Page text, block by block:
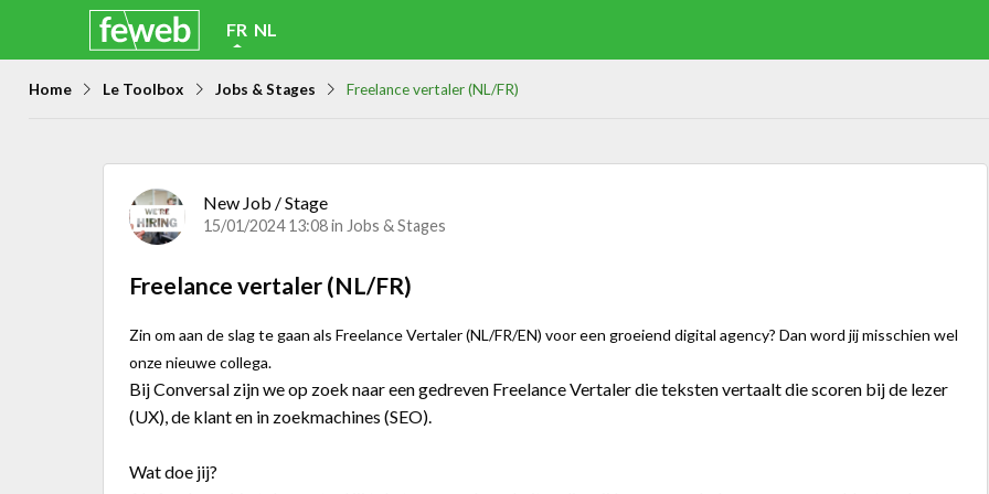
Jump
navigation
FR NL
Home Le Toolbox Jobs & Stages Freelance vertaler (NL/FR)
New Job / Stage
15/01/2024 13:08 in Jobs & Stages
Freelance vertaler (NL/FR)
Zin om aan de slag te gaan als Freelance Vertaler (NL/FR/EN) voor een groeiend digital agency? Dan word jij misschien wel
onze nieuwe collega.
Bij Conversal zijn we op zoek naar een gedreven Freelance Vertaler die teksten vertaalt die scoren bij de lezer
(UX), de klant en in zoekmachines (SEO).
Wat doe jij?